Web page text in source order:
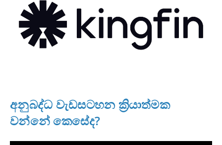
අනුබද්ධ වැඩසටහන ක්‍රියාත්මක
වන්නේ කෙසේද?